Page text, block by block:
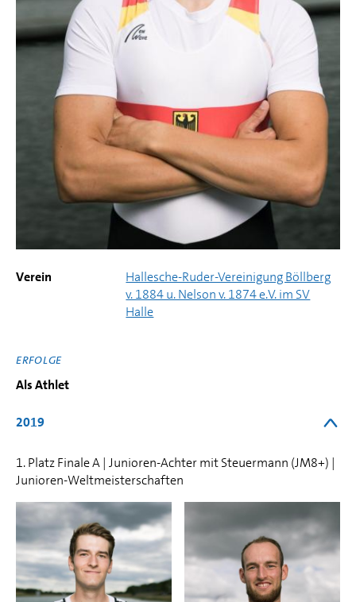
Verein
Hallesche-Ruder-Vereinigung Böllberg
v. 1884 u. Nelson v. 1874 e.V. im SV
Halle
ERFOLGE
Als Athlet
2019
1. Platz Finale A | Junioren-Achter mit Steuermann (JM8+) |
Junioren-Weltmeisterschaften